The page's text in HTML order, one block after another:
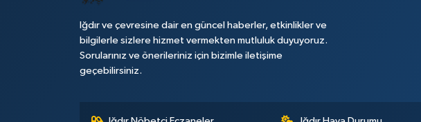
Iğdır ve çevresine dair en güncel haberler, etkinlikler ve
bilgilerle sizlere hizmet vermekten mutluluk duyuyoruz.
Sorularınız ve önerileriniz için bizimle iletişime
geçebilirsiniz.